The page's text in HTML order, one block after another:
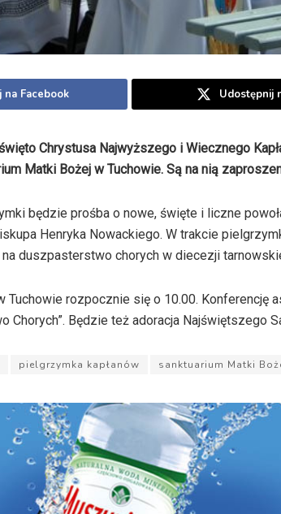
na Facebook Udostępnij
Chrystusa Najwyższego i Wiecznego
Matki Bożej w Tuchowie. Są na nią
będzie prośba o nowe, święte i liczne
Henryka Nowackiego. W trakcie
duszpasterstwo chorych w diecezji
Tuchowie rozpocznie się o 10.00.
Chorych”. Będzie też adoracja Najświętszego
pielgrzymka kapłanów sanktuarium Matki